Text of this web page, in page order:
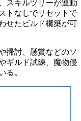
スキルツリーが連動
トなしでリセットで
せたビルド構築が可
掃討、懸賞などのソ
ギルド試練、魔物侵
る。